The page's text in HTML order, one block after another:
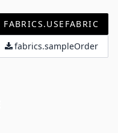
FABRICS.USEFABRIC
fabrics.sampleOrder